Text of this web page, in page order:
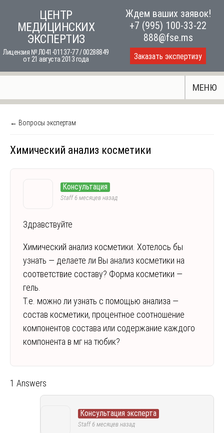
content
ЦЕНТР
МЕДИЦИНСКИХ
ЭКСПЕРТИЗ
Лицензия № Л041-01137-77 / 00288849
от 21 августа 2013 года
Ждем ваших заявок!
+7 (995) 100-33-22
888@fse.ms
Заказать экспертизу
МЕНЮ
← Вопросы экспертам
Химический анализ косметики
Консультация
Staff6 месяцев назад
Здравствуйте
Химический анализ косметики. Хотелось бы
узнать — делаете ли Вы анализ косметики на
соответствие составу? Форма косметики —
гель.
Т.е. можно ли узнать с помощью анализа —
состав косметики, процентное соотношение
компонентов состава или содержание каждого
компонента в мг на тюбик?
1 Answers
Консультация эксперта
Staff6 месяцев назад